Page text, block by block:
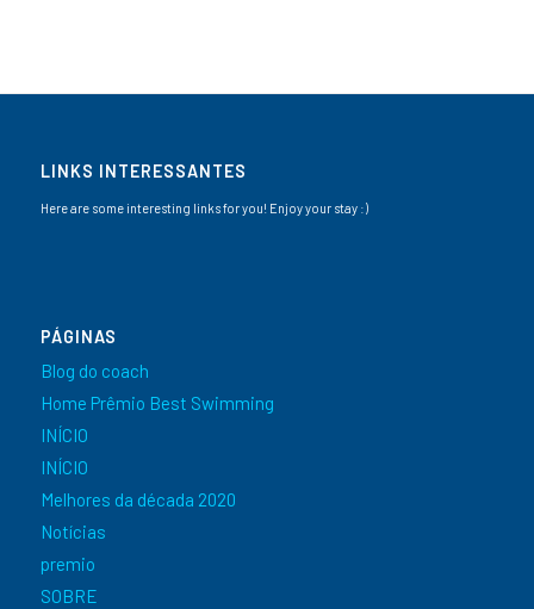
LINKS INTERESSANTES
Here are some interesting links for you! Enjoy your stay :)
PÁGINAS
Blog do coach
Home Prêmio Best Swimming
INÍCIO
INÍCIO
Melhores da década 2020
Notícias
premio
SOBRE